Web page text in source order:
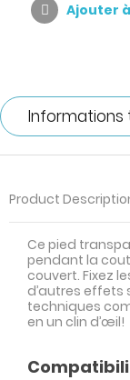
Ajouter
Informations
Product
Ce pied
pendant la
couvert. Fixez
d’autres effets
techniques
en un clin d’œil!